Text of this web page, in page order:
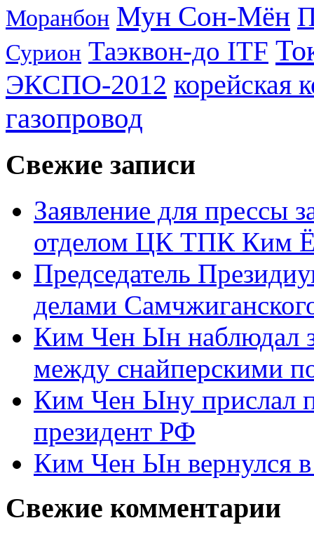
Моранбон Мун Сон-Мён
Сурион Таэквон-до ITF
ЭКСПО-2012 корейская
газопровод
Свежие записи
Заявление для прессы
отделом ЦК ТПК Ким
Председатель
делами
Ким Чен Ын наблюдал
между снайперскими
Ким Чен Ыну прислал
президент РФ
Ким Чен Ын вернулся
Свежие комментарии